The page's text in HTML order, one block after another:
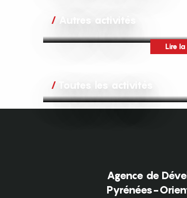
Autres activités
Lire
Toutes les activités
Agence de
Pyrénées-